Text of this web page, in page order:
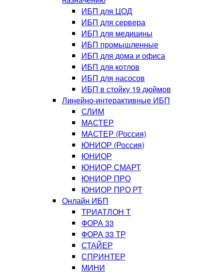
ИБП для ЦОД
ИБП для сервера
ИБП для медицины
ИБП промышленные
ИБП для дома и офиса
ИБП для котлов
ИБП для насосов
ИБП в стойку 19 дюймов
Линейно-интерактивные ИБП
СЛИМ
МАСТЕР
МАСТЕР (Россия)
ЮНИОР (Россия)
ЮНИОР
ЮНИОР СМАРТ
ЮНИОР ПРО
ЮНИОР ПРО РТ
Онлайн ИБП
ТРИАТЛОН Т
ФОРА 33
ФОРА 33 ТР
СТАЙЕР
СПРИНТЕР
МИНИ